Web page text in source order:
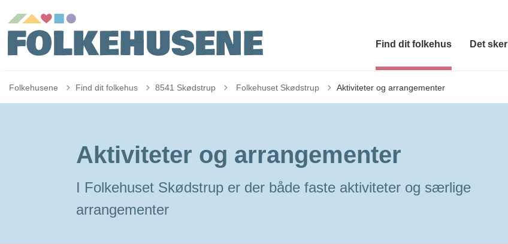
Find dit folkehus Det sker
Folkehusene Find dit folkehus 8541 Skødstrup Tilbage til
Folkehuset Skødstrup Aktiviteter og arrangementer
Aktiviteter og arrangementer
I Folkehuset Skødstrup er der både faste aktiviteter og særlige
arrangementer